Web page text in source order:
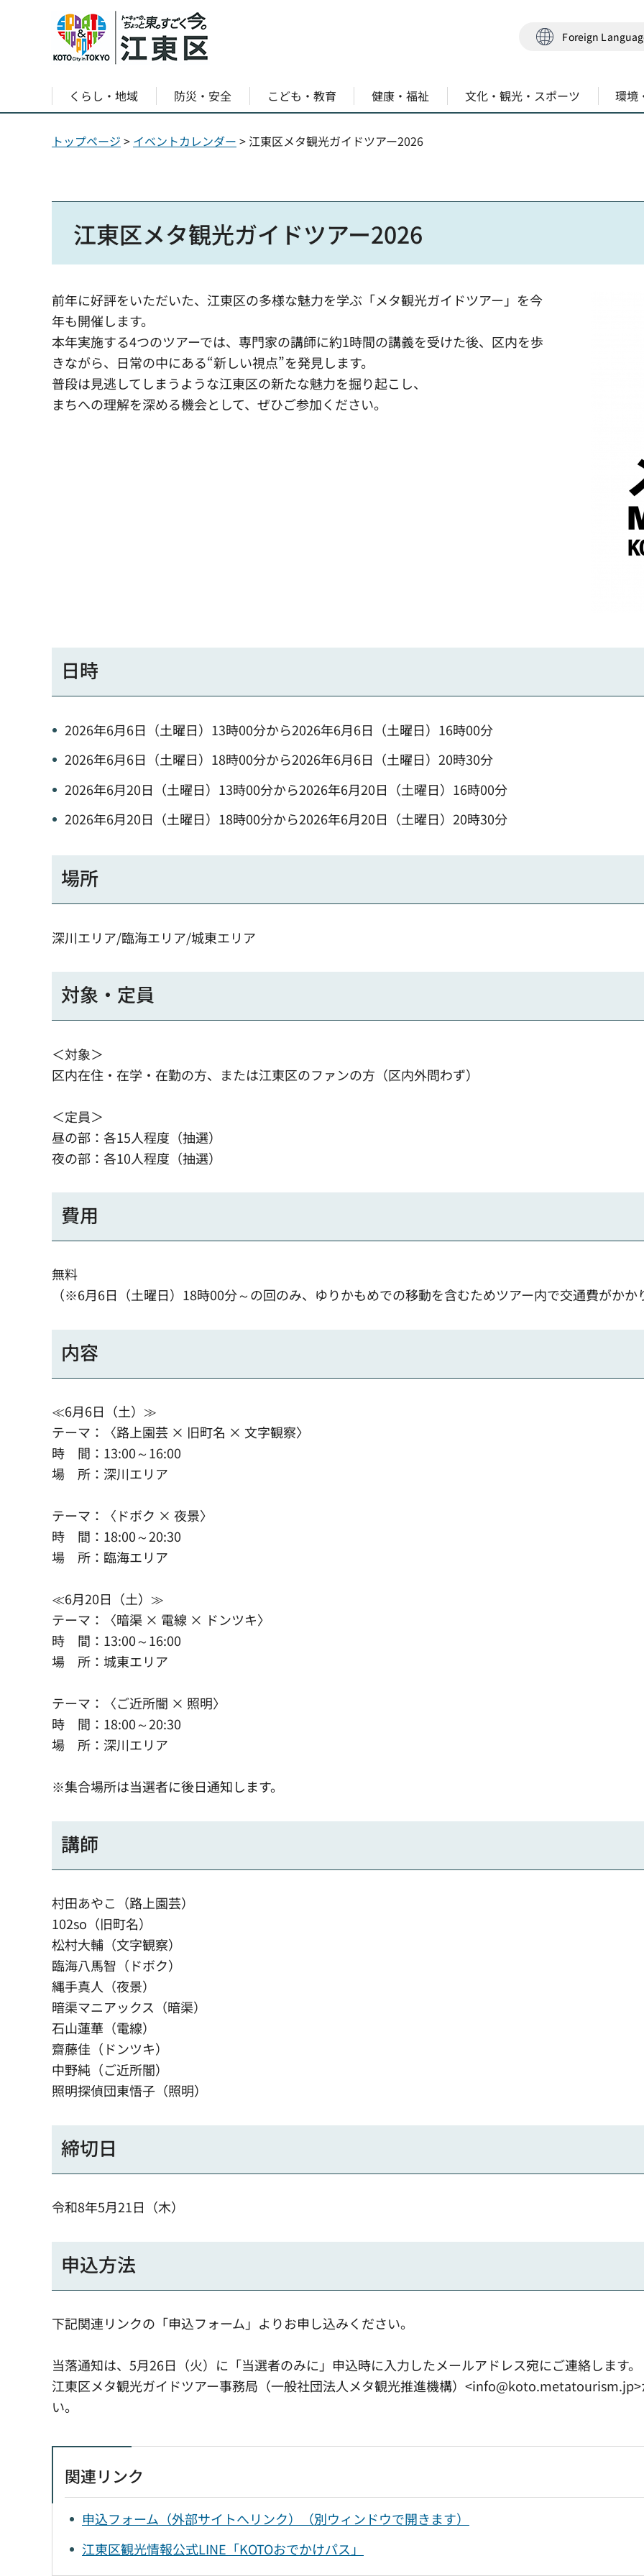
Foreign
くらし・地域 防災・安全 こども・教育 健康・福祉 文化・観光・スポーツ 環境
トップページ > イベントカレンダー > 江東区メタ観光ガイドツアー2026
江東区メタ観光ガイドツアー2026
前年に好評をいただいた、江東区の多様な魅力を学ぶ「メタ観光ガイドツアー」を今
年も開催します。
本年実施する4つのツアーでは、専門家の講師に約1時間の講義を受けた後、区内を歩
きながら、日常の中にある“新しい視点”を発見します。
普段は見逃してしまうような江東区の新たな魅力を掘り起こし、
まちへの理解を深める機会として、ぜひご参加ください。
日時
2026年6月6日（土曜日）13時00分から2026年6月6日（土曜日）16時00分
2026年6月6日（土曜日）18時00分から2026年6月6日（土曜日）20時30分
2026年6月20日（土曜日）13時00分から2026年6月20日（土曜日）16時00分
2026年6月20日（土曜日）18時00分から2026年6月20日（土曜日）20時30分
場所
深川エリア/臨海エリア/城東エリア
対象・定員
＜対象＞
区内在住・在学・在勤の方、または江東区のファンの方（区内外問わず）
＜定員＞
昼の部：各15人程度（抽選）
夜の部：各10人程度（抽選）
費用
無料
（※6月6日（土曜日）18時00分～の回のみ、ゆりかもめでの移動を含むためツアー内で交通費がかか
内容
≪6月6日（土）≫
テーマ：〈路上園芸 × 旧町名 × 文字観察〉
時 間：13:00～16:00
場 所：深川エリア
テーマ：〈ドボク × 夜景〉
時 間：18:00～20:30
場 所：臨海エリア
≪6月20日（土）≫
テーマ：〈暗渠 × 電線 × ドンツキ〉
時 間：13:00～16:00
場 所：城東エリア
テーマ：〈ご近所闇 × 照明〉
時 間：18:00～20:30
場 所：深川エリア
※集合場所は当選者に後日通知します。
講師
村田あやこ（路上園芸）
102so（旧町名）
松村大輔（文字観察）
臨海八馬智（ドボク）
縄手真人（夜景）
暗渠マニアックス（暗渠）
石山蓮華（電線）
齋藤佳（ドンツキ）
中野純（ご近所闇）
照明探偵団東悟子（照明）
締切日
令和8年5月21日（木）
申込方法
下記関連リンクの「申込フォーム」よりお申し込みください。
当落通知は、5月26日（火）に「当選者のみに」申込時に入力したメールアドレス宛にご連絡します。
江東区メタ観光ガイドツアー事務局（一般社団法人メタ観光推進機構）
い。
関連リンク
申込フォーム（外部サイトへリンク）（別ウィンドウで開きます）
江東区観光情報公式LINE「KOTOおでかけパス」